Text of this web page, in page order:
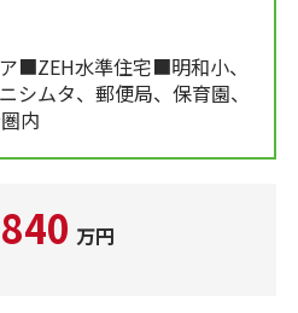
■ZEH水準住宅■明和小、
シムタ、郵便局、保育園、
内
万円